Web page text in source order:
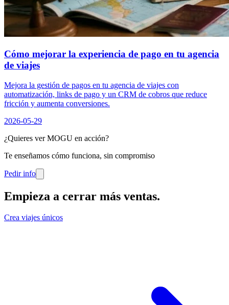
Cómo mejorar la experiencia de pago en tu agencia
de viajes
Mejora la gestión de pagos en tu agencia de viajes con
automatización, links de pago y un CRM de cobros que reduce
fricción y aumenta conversiones.
2026-05-29
¿Quieres ver MOGU en acción?
Te enseñamos cómo funciona, sin compromiso
Pedir info
Empieza a cerrar más ventas.
Crea viajes únicos